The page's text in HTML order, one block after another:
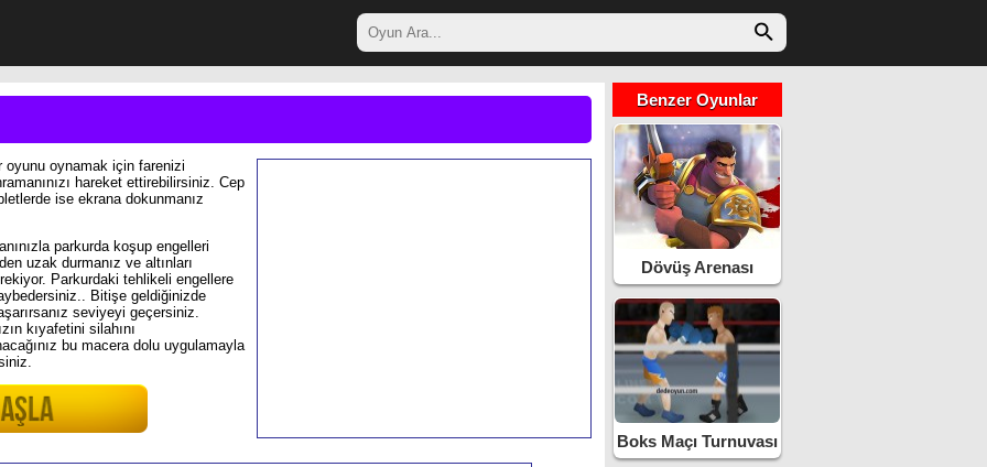
oyunu oynamak için farenizi
hareket ettirebilirsiniz. Cep
ise ekrana dokunmanız
parkurda koşup engelleri
uzak durmanız ve altınları
Parkurdaki tehlikeli engellere
Bitişe geldiğinizde
seviyeyi geçersiniz.
kıyafetini silahını
bu macera dolu uygulamayla
Benzer Oyunlar
Dövüş Arenası
Boks Maçı Turnuvası